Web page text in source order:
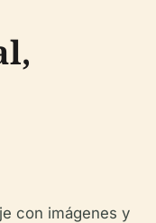
con imágenes y